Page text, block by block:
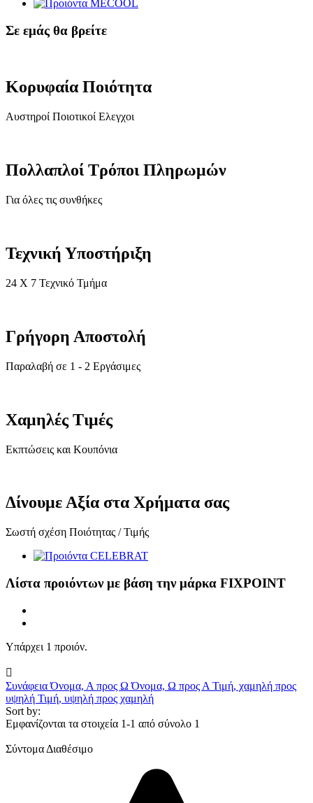
Σε εμάς θα βρείτε
Κορυφαία Ποιότητα
Αυστηροί Ποιοτικοί Ελεγχοι
Πολλαπλοί Τρόποι Πληρωμών
Για όλες τις συνθήκες
Τεχνική Υποστήριξη
24 X 7 Τεχνικό Τμήμα
Γρήγορη Αποστολή
Παραλαβή σε 1 - 2 Εργάσιμες
Χαμηλές Τιμές
Εκπτώσεις και Κουπόνια
Δίνουμε Αξία στα Χρήματα σας
Σωστή σχέση Ποιότητας / Τιμής
Λίστα προιόντων με βάση την μάρκα FIXPOINT
Υπάρχει 1 προιόν.

ΣυνάφειαΌνομα, Α προς ΩΌνομα, Ω προς Α Τιμή, χαμηλή προς
υψηλή Τιμή, υψηλή προς χαμηλή
Sort by:
Εμφανίζονται τα στοιχεία 1-1 από σύνολο 1
Σύντομα Διαθέσιμο